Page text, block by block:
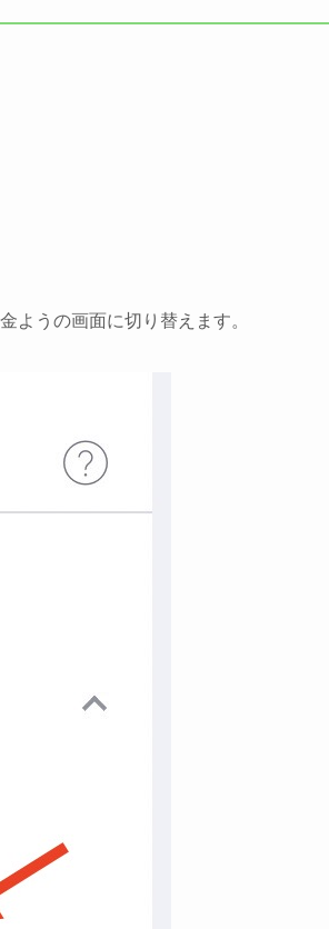
ようの画面に切り替えます。